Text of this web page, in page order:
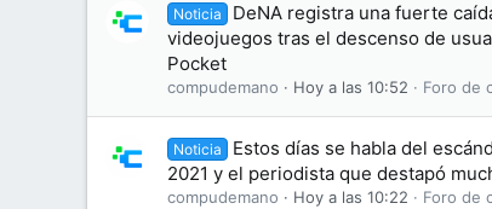
Noticia
DeNA registra una fuerte
videojuegos tras el descenso de
Pocket
compudemano Hoy a las 10:52 Foro de
Noticia
Estos días se habla del
2021 y el periodista que destapó
compudemano Hoy a las 10:22 Foro de